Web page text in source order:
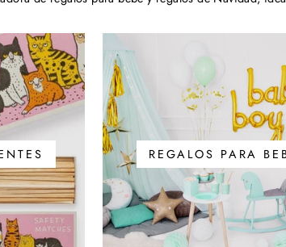
REGALOS PARA